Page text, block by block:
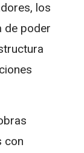
los
de poder
con